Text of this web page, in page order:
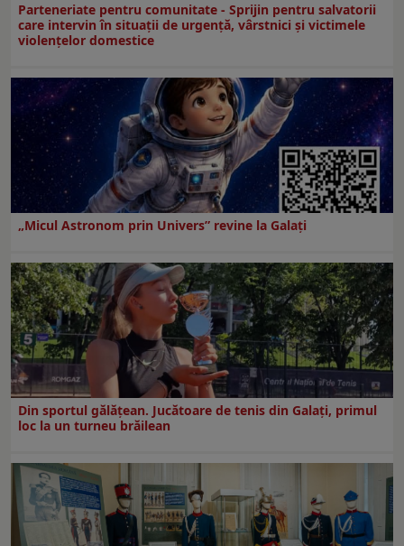
Parteneriate pentru comunitate - Sprijin pentru salvatorii
care intervin în situații de urgență, vârstnici și victimele
violențelor domestice
„Micul Astronom prin Univers” revine la Galați
Din sportul gălățean. Jucătoare de tenis din Galați, primul
loc la un turneu brăilean